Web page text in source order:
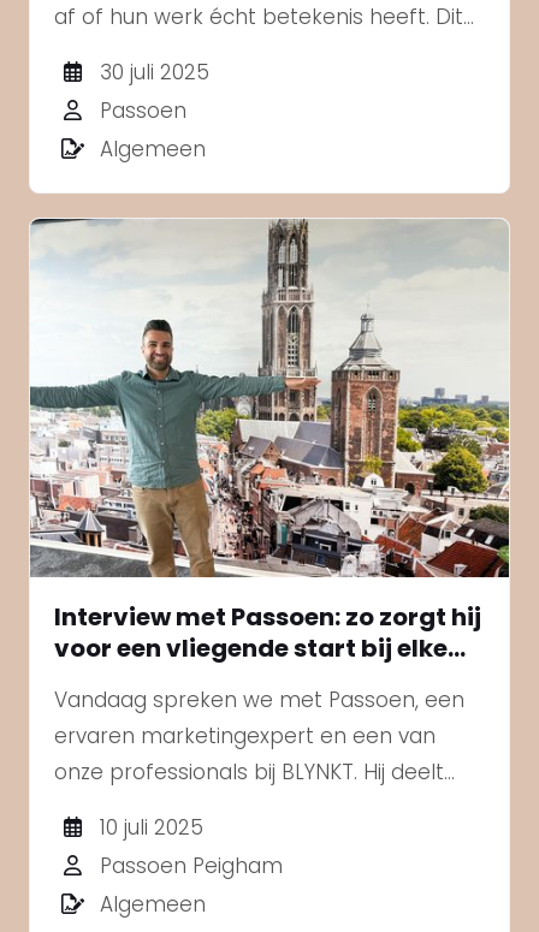
af of hun werk écht betekenis heeft. Dit
generaties, die bekendstaan om hun
interesse in maatschappelijk relevante
banen, maar juist ook voor pr
30 juli 2025
Passoen
Algemeen
Interview met Passoen: zo zorgt hij
voor een vliegende start bij elke
Vandaag spreken we met Passoen, een
ervaren marketingexpert en een van
onze professionals bij BLYNKT. Hij deelt
start bij nieuwe opdrachten én hoe hij
zichzelf blijft ontwikkelen gedurende het
traject.
10 juli 2025
Passoen Peigham
Algemeen